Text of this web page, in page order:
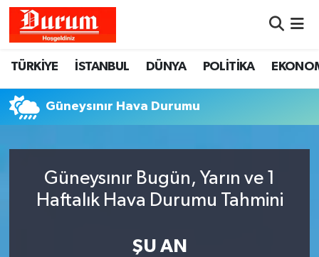
TÜRKİYE İSTANBUL DÜNYA POLİTİKA
Güneysınır Hava Durumu
Güneysınır Bugün, Yarın ve 1
Haftalık Hava Durumu Tahmini
ŞU AN
Hava Durumu
Namaz Vakitleri
Süper Lig Puan Durumu ve Fikstür